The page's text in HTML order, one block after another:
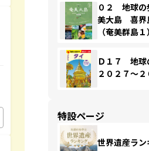
０２ 地球
美大島 喜
（奄美群島
Ｄ１７ 地
２０２７～２
特設ページ
世界遺産ラ